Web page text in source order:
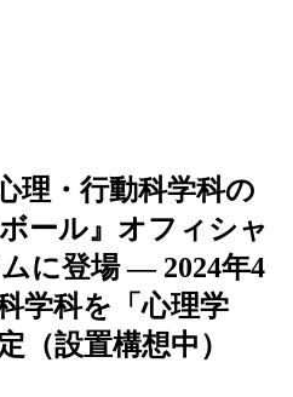
理・行動科学科の
ール』オフィシャ
に登場 — 2024年4
学科を「心理学
（設置構想中）